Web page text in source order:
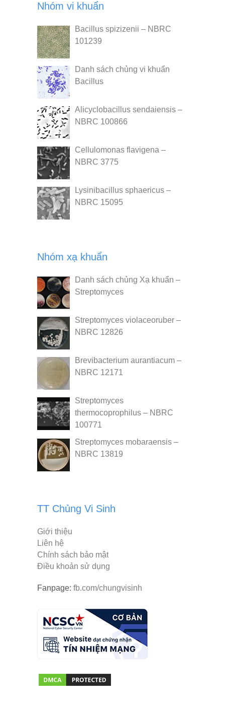
Nhóm vi khuẩn
Bacillus spizizenii – NBRC
101239
Danh sách chủng vi khuẩn
Bacillus
Alicyclobacillus sendaiensis –
NBRC 100866
Cellulomonas flavigena –
NBRC 3775
Lysinibacillus sphaericus –
NBRC 15095
Nhóm xạ khuẩn
Danh sách chủng Xạ khuẩn –
Streptomyces
Streptomyces violaceoruber –
NBRC 12826
Brevibacterium aurantiacum –
NBRC 12171
Streptomyces
thermocoprophilus – NBRC
100771
Streptomyces mobaraensis –
NBRC 13819
TT Chủng Vi Sinh
Giới thiệu
Liên hệ
Chính sách bảo mật
Điều khoản sử dụng
Fanpage: fb.com/chungvisinh